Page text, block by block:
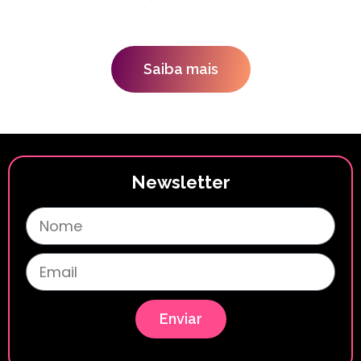
Saiba mais
Newsletter
Enviar